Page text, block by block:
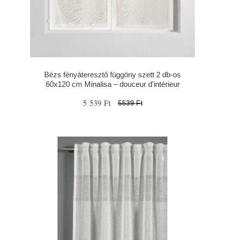
Bézs fényáteresztő függöny szett 2 db-os
60x120 cm Minalisa – douceur d'intérieur
5 539 Ft 5539 Ft